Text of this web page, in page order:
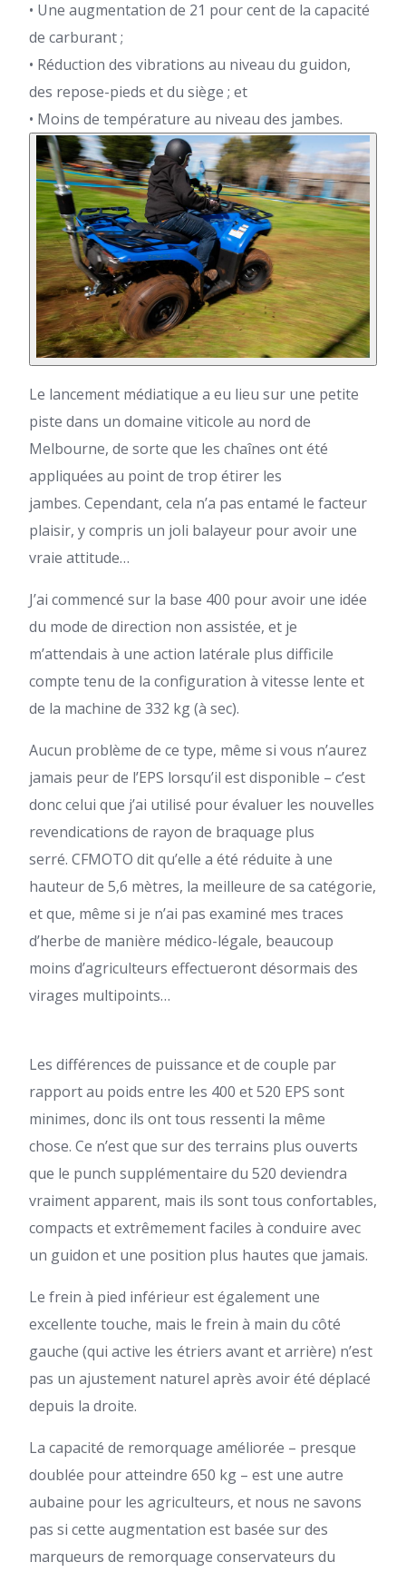
• Une augmentation de 21 pour cent de la capacité
de carburant ;
• Réduction des vibrations au niveau du guidon,
des repose-pieds et du siège ; et
• Moins de température au niveau des jambes.
Le lancement médiatique a eu lieu sur une petite
piste dans un domaine viticole au nord de
Melbourne, de sorte que les chaînes ont été
appliquées au point de trop étirer les
jambes. Cependant, cela n’a pas entamé le facteur
plaisir, y compris un joli balayeur pour avoir une
vraie attitude…
J’ai commencé sur la base 400 pour avoir une idée
du mode de direction non assistée, et je
m’attendais à une action latérale plus difficile
compte tenu de la configuration à vitesse lente et
de la machine de 332 kg (à sec).
Aucun problème de ce type, même si vous n’aurez
jamais peur de l’EPS lorsqu’il est disponible – c’est
donc celui que j’ai utilisé pour évaluer les nouvelles
revendications de rayon de braquage plus
serré. CFMOTO dit qu’elle a été réduite à une
hauteur de 5,6 mètres, la meilleure de sa catégorie,
et que, même si je n’ai pas examiné mes traces
d’herbe de manière médico-légale, beaucoup
moins d’agriculteurs effectueront désormais des
virages multipoints…
Les différences de puissance et de couple par
rapport au poids entre les 400 et 520 EPS sont
minimes, donc ils ont tous ressenti la même
chose. Ce n’est que sur des terrains plus ouverts
que le punch supplémentaire du 520 deviendra
vraiment apparent, mais ils sont tous confortables,
compacts et extrêmement faciles à conduire avec
un guidon et une position plus hautes que jamais.
Le frein à pied inférieur est également une
excellente touche, mais le frein à main du côté
gauche (qui active les étriers avant et arrière) n’est
pas un ajustement naturel après avoir été déplacé
depuis la droite.
La capacité de remorquage améliorée – presque
doublée pour atteindre 650 kg – est une autre
aubaine pour les agriculteurs, et nous ne savons
pas si cette augmentation est basée sur des
marqueurs de remorquage conservateurs du